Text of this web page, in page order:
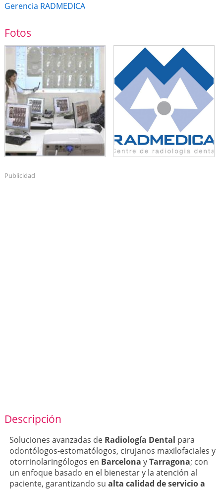
Gerencia RADMEDICA
Fotos
Publicidad
Descripción
Soluciones avanzadas de Radiología Dental para
odontólogos-estomatólogos, cirujanos maxilofaciales y
otorrinolaringólogos en Barcelona yTarragona; con
un enfoque basado en el bienestar y la atención al
paciente, garantizando su alta calidad de servicio a